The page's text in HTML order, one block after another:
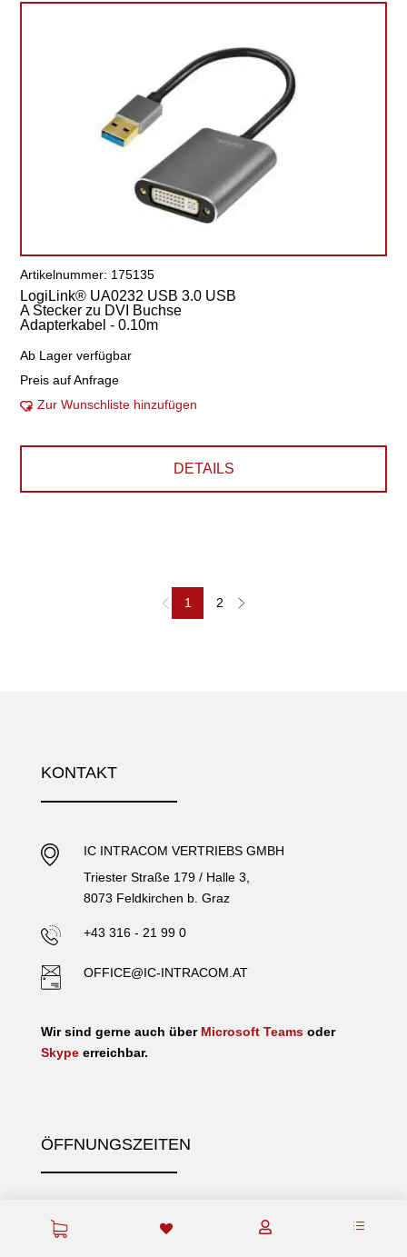
 d
Artikelnummer: 175135
LogiLink® UA0232 USB 3.0 USB
A Stecker zu DVI Buchse
Adapterkabel - 0.10m
Ab Lager verfügbar
Preis auf Anfrage
Zur Wunschliste hinzufügen
DETAILS
1 2
KONTAKT
IC INTRACOM VERTRIEBS GMBH
Triester Straße 179 / Halle 3,
8073 Feldkirchen b. Graz
+43 316 - 21 99 0
OFFICE@IC-INTRACOM.AT
Wir sind gerne auch über Microsoft Teamsoder
Skypeerreichbar.
ÖFFNUNGSZEITEN
Montag bis Donnerstag